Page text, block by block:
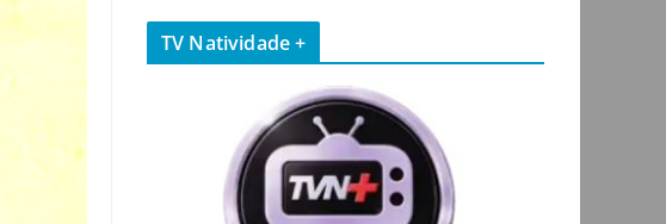
TV Natividade +